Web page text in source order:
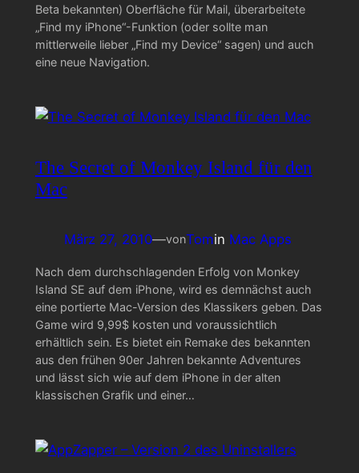
Beta bekannten) Oberfläche für Mail, überarbeitete
„Find my iPhone“-Funktion (oder sollte man
mittlerweile lieber „Find my Device“ sagen) und auch
eine neue Navigation.
The Secret of Monkey Island für den
Mac
März 27, 2010—vonTomin Mac Apps
Nach dem durchschlagenden Erfolg von Monkey
Island SE auf dem iPhone, wird es demnächst auch
eine portierte Mac-Version des Klassikers geben. Das
Game wird 9,99$ kosten und voraussichtlich
erhältlich sein. Es bietet ein Remake des bekannten
aus den frühen 90er Jahren bekannte Adventures
und lässt sich wie auf dem iPhone in der alten
klassischen Grafik und einer…